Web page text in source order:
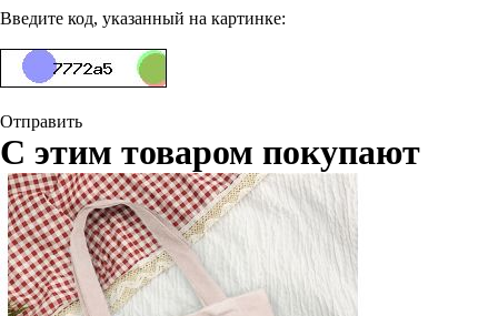
Введите код, указанный на картинке:
Отправить
С этим товаром покупают